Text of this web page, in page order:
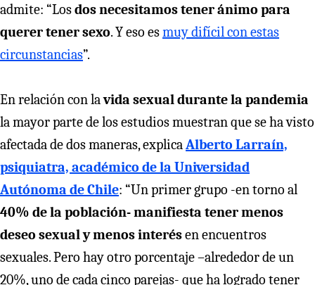
admite: “Losdos necesitamos tener ánimo para
querer tener sexo. Y eso esmuy difícil con estas
circunstancias”.
En relación con lavida sexual durante la pandemia
la mayor parte de los estudios muestran que se ha visto
afectada de dos maneras, explicaAlberto Larraín,
psiquiatra, académico de la Universidad
Autónoma de Chile: “Un primer grupo -en torno al
40% de la población- manifiesta tener menos
deseo sexual y menos interésen encuentros
sexuales. Pero hay otro porcentaje –alrededor de un
20%, uno de cada cinco parejas- que ha logrado tener